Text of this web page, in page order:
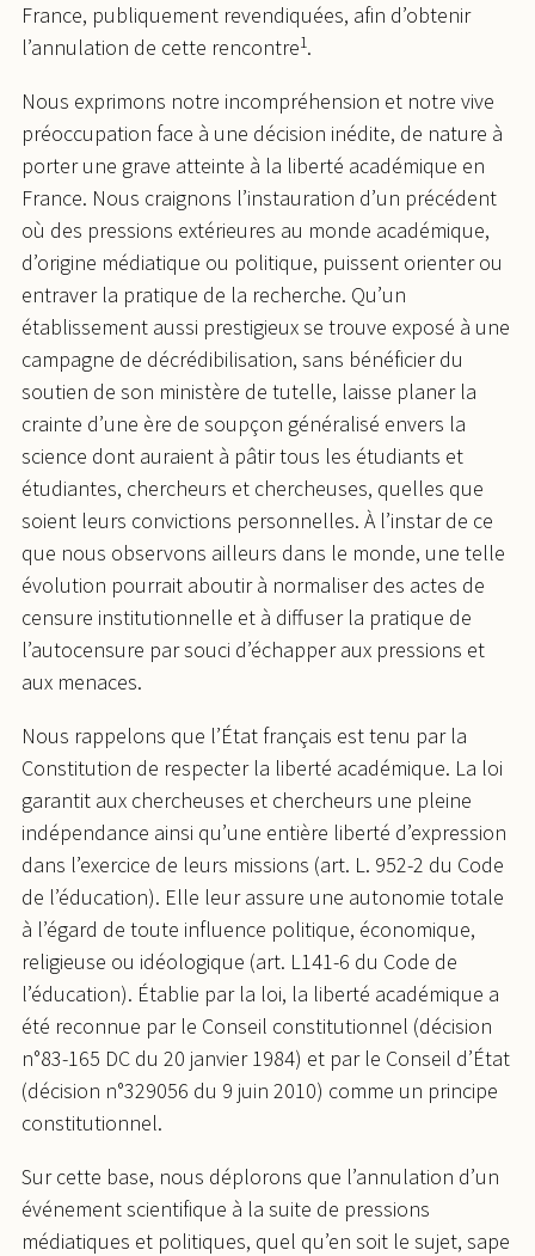
France, publiquement revendiquées, afin d’obtenir
l’annulation de cette rencontre1.
Nous exprimons notre incompréhension et notre vive
préoccupation face à une décision inédite, de nature à
porter une grave atteinte à la liberté académique en
France. Nous craignons l’instauration d’un précédent
où des pressions extérieures au monde académique,
d’origine médiatique ou politique, puissent orienter ou
entraver la pratique de la recherche. Qu’un
établissement aussi prestigieux se trouve exposé à une
campagne de décrédibilisation, sans bénéficier du
soutien de son ministère de tutelle, laisse planer la
crainte d’une ère de soupçon généralisé envers la
science dont auraient à pâtir tous les étudiants et
étudiantes, chercheurs et chercheuses, quelles que
soient leurs convictions personnelles. À l’instar de ce
que nous observons ailleurs dans le monde, une telle
évolution pourrait aboutir à normaliser des actes de
censure institutionnelle et à diffuser la pratique de
l’autocensure par souci d’échapper aux pressions et
aux menaces.
Nous rappelons que l’État français est tenu par la
Constitution de respecter la liberté académique. La loi
garantit aux chercheuses et chercheurs une pleine
indépendance ainsi qu’une entière liberté d’expression
dans l’exercice de leurs missions (art. L. 952-2 du Code
de l’éducation). Elle leur assure une autonomie totale
à l’égard de toute influence politique, économique,
religieuse ou idéologique (art. L141-6 du Code de
l’éducation). Établie par la loi, la liberté académique a
été reconnue par le Conseil constitutionnel (décision
n°83-165 DC du 20 janvier 1984) et par le Conseil d’État
(décision n°329056 du 9 juin 2010) comme un principe
constitutionnel.
Sur cette base, nous déplorons que l’annulation d’un
événement scientifique à la suite de pressions
médiatiques et politiques, quel qu’en soit le sujet, sape